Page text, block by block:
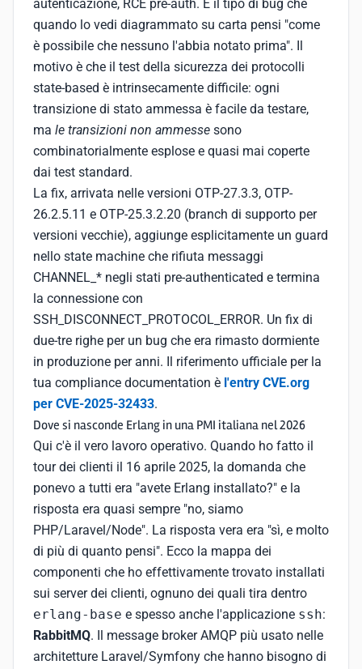
autenticazione, RCE pre-auth. È il tipo di bug che
quando lo vedi diagrammato su carta pensi "come
è possibile che nessuno l'abbia notato prima". Il
motivo è che il test della sicurezza dei protocolli
state-based è intrinsecamente difficile: ogni
transizione di stato ammessa è facile da testare,
ma le transizioni non ammesse sono
combinatorialmente esplose e quasi mai coperte
dai test standard.
La fix, arrivata nelle versioni OTP-27.3.3, OTP-
26.2.5.11 e OTP-25.3.2.20 (branch di supporto per
versioni vecchie), aggiunge esplicitamente un guard
nello state machine che rifiuta messaggi
CHANNEL_* negli stati pre-authenticated e termina
la connessione con
SSH_DISCONNECT_PROTOCOL_ERROR. Un fix di
due-tre righe per un bug che era rimasto dormiente
in produzione per anni. Il riferimento ufficiale per la
tua compliance documentation è l'entry CVE.org
per CVE-2025-32433.
Dove si nasconde Erlang in una PMI italiana nel 2026
Qui c'è il vero lavoro operativo. Quando ho fatto il
tour dei clienti il 16 aprile 2025, la domanda che
ponevo a tutti era "avete Erlang installato?" e la
risposta era quasi sempre "no, siamo
PHP/Laravel/Node". La risposta vera era "sì, e molto
di più di quanto pensi". Ecco la mappa dei
componenti che ho effettivamente trovato installati
sui server dei clienti, ognuno dei quali tira dentro
erlang-base e spesso anche l'applicazione ssh:
RabbitMQ. Il message broker AMQP più usato nelle
architetture Laravel/Symfony che hanno bisogno di